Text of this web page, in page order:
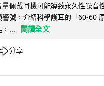
量佩戴耳機可能導致永久性噪音
警號，介紹科學護耳的「60-60
，...
閱讀全文
分享